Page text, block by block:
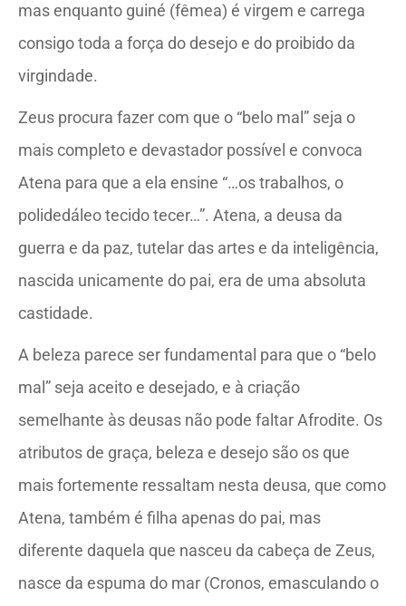
mas enquanto guiné (fêmea) é virgem e carrega
consigo toda a força do desejo e do proibido da
virgindade.
Zeus procura fazer com que o “belo mal” seja o
mais completo e devastador possível e convoca
Atena para que a ela ensine “…os trabalhos, o
polidedáleo tecido tecer…”. Atena, a deusa da
guerra e da paz, tutelar das artes e da inteligência,
nascida unicamente do pai, era de uma absoluta
castidade.
A beleza parece ser fundamental para que o “belo
mal” seja aceito e desejado, e à criação
semelhante às deusas não pode faltar Afrodite. Os
atributos de graça, beleza e desejo são os que
mais fortemente ressaltam nesta deusa, que como
Atena, também é filha apenas do pai, mas
diferente daquela que nasceu da cabeça de Zeus,
nasce da espuma do mar (Cronos, emasculando o